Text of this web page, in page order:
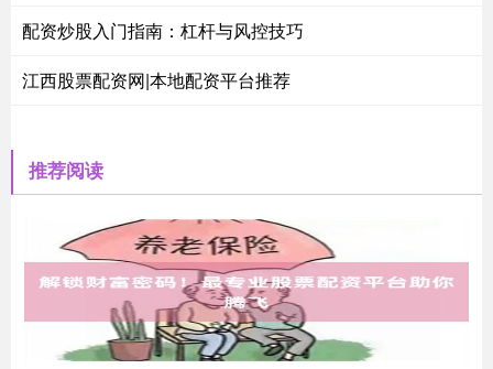
配资炒股入门指南：杠杆与风控技巧
江西股票配资网|本地配资平台推荐
推荐阅读